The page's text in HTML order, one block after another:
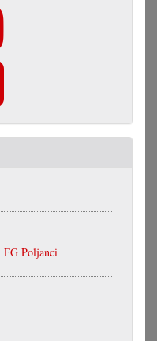
Poljanci